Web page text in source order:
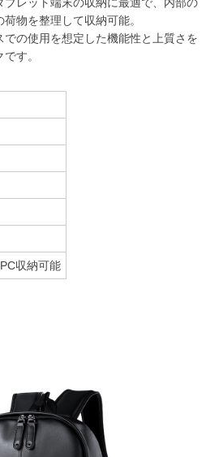
物を整理して収納可能。
の使用を想定した機能性と上質さを
す。
収納可能